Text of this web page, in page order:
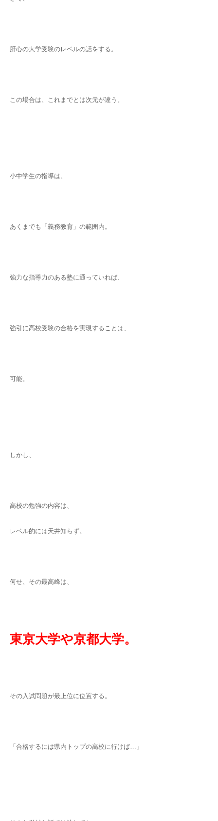
肝心の大学受験のレベルの話をする。
この場合は、これまでとは次元が違う。
小中学生の指導は、
あくまでも「義務教育」の範囲内。
強力な指導力のある塾に通っていれば、
強引に高校受験の合格を実現することは、
可能。
しかし、
高校の勉強の内容は、
レベル的には天井知らず。
何せ、その最高峰は、
東京大学や京都大学。
その入試問題が最上位に位置する。
「合格するには県内トップの高校に行けば…」